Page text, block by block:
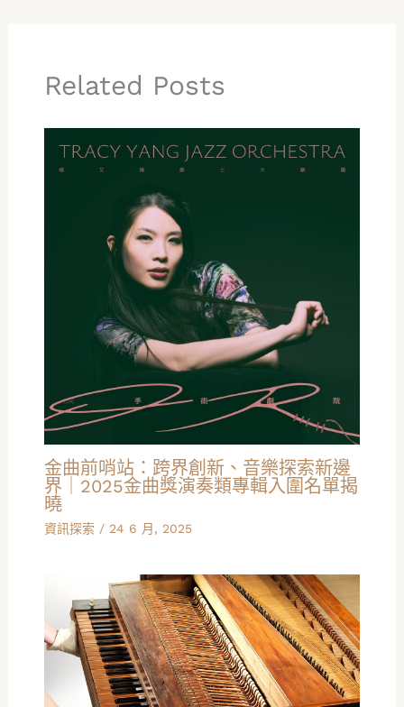
Related Posts
金曲前哨站：跨界創新、音樂探索新邊
界｜2025金曲獎演奏類專輯入圍名單揭
曉
資訊探索 / 24 6 月, 2025